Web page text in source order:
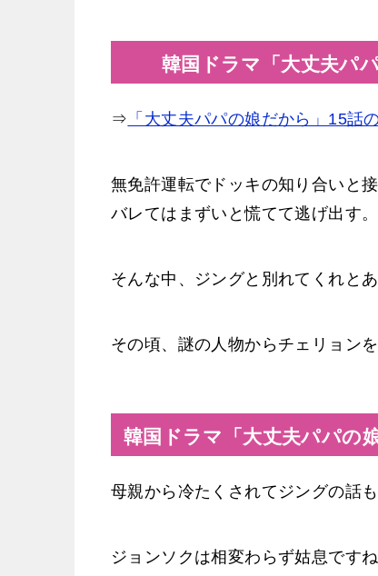
韓国ドラマ「大丈夫パ
⇒ 「大丈夫パパの娘だから」15話
無免許運転でドッキの知り合いと
バレてはまずいと慌てて逃げ出す。
そんな中、ジングと別れてくれと
その頃、謎の人物からチェリョン
韓国ドラマ「大丈夫パパの
母親から冷たくされてジングの話
ジョンソクは相変わらず姑息ですね